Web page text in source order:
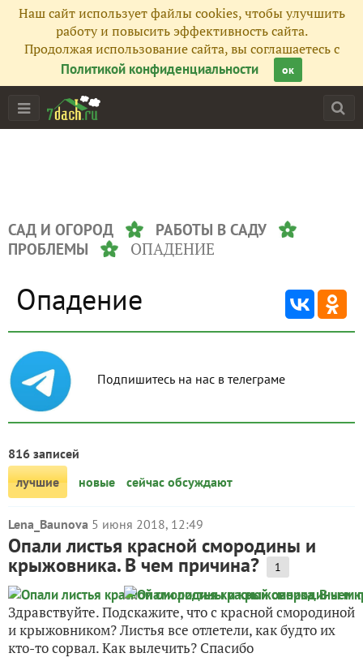
Наш сайт использует файлы cookies, чтобы улучшить
работу и повысить эффективность сайта.
Продолжая использование сайта, вы соглашаетесь с
Политикой конфиденциальности
ок
САД И ОГОРОД
РАБОТЫ В САДУ
ПРОБЛЕМЫ
ОПАДЕНИЕ
Опадение
Подпишитесь на нас в телеграме
816 записей
лучшие
новые сейчас обсуждают
Lena_Baunova 5 июня 2018, 12:49
Опали листья красной смородины и
крыжовника. В чем причина? 1
Здравствуйте. Подскажите, что с красной смородиной
и крыжовником? Листья все отлетели, как будто их
кто-то сорвал. Как вылечить? Спасибо